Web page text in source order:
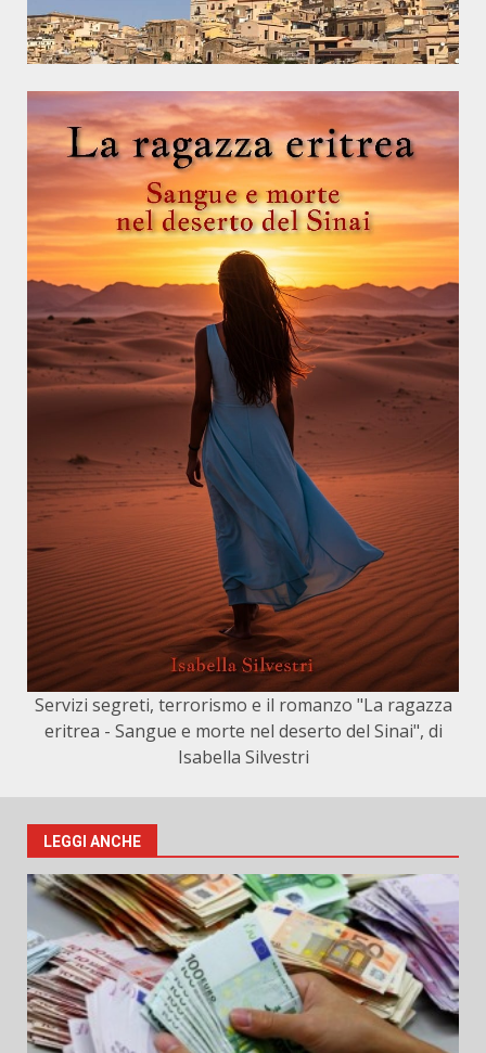
Servizi segreti, terrorismo e il romanzo "La ragazza
eritrea - Sangue e morte nel deserto del Sinai", di
Isabella Silvestri
LEGGI ANCHE